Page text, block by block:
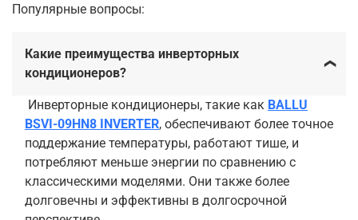
Популярные вопросы:
Какие преимущества инверторных
кондиционеров?
Инверторные кондиционеры, такие как BALLU
BSVI-09HN8 INVERTER, обеспечивают более точное
поддержание температуры, работают тише, и
потребляют меньше энергии по сравнению с
классическими моделями. Они также более
долговечны и эффективны в долгосрочной